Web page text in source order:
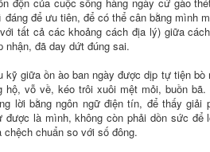
độn của cuộc sống hàng ngày cứ gào
để ưu tiên, để có thể cân bằng mình
tất cả các khoảng cách địa lý) giữa
nhận, đã day dứt đúng sai.
kỹ giữa ồn ào ban ngày được dịp tự tiện
hộ, vỗ về, kéo trôi xuôi mệt mỏi, buồn
lời bằng ngôn ngữ điện tín, để thấy giải
là mình, không còn phải dồn sức
chuẩn so với số đông.